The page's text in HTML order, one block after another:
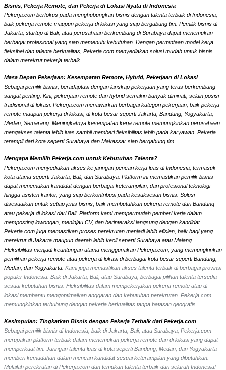
Bisnis, Pekerja Remote, dan Pekerja di Lokasi Nyata di Indonesia
Pekerja.com berfokus pada menghubungkan bisnis dengan talenta terbaik di Indonesia,
baik pekerja remote maupun pekerja di lokasi yang siap bergabung tim. Pemilik bisnis di
Jakarta, startup di Bali, atau perusahaan berkembang di Surabaya dapat menemukan
berbagai profesional yang siap memenuhi kebutuhan. Dengan permintaan model kerja
fleksibel dan talenta berkualitas, Pekerja.com menyediakan solusi mudah untuk bisnis
dalam merekrut pekerja terbaik.
Masa Depan Pekerjaan: Kesempatan Remote, Hybrid, Pekerjaan di Lokasi
Sebagai pemilik bisnis, beradaptasi dengan lanskap pekerjaan yang terus berkembang
sangat penting. Kini, pekerjaan remote dan hybrid semakin banyak diminati, selain posisi
tradisional di lokasi. Pekerja.com menawarkan berbagai kategori pekerjaan, baik pekerja
remote maupun pekerja di lokasi, di kota besar seperti Jakarta, Bandung, Yogyakarta,
Medan, Semarang. Meningkatnya kesempatan kerja remote memungkinkan perusahaan
mengakses talenta lebih luas sambil memberi fleksibilitas lebih pada karyawan. Pekerja
terampil dari kota seperti Surabaya dan Makassar siap bergabung tim.
Mengapa Memilih Pekerja.com untuk Kebutuhan Talenta?
Pekerja.com menyediakan akses ke jaringan pencari kerja luas di Indonesia, termasuk
kota utama seperti Jakarta, Bali, dan Surabaya. Platform ini memastikan pemilik bisnis
dapat menemukan kandidat dengan berbagai keterampilan, dari profesional teknologi
hingga asisten kantor, yang siap berkontribusi pada kesuksesan bisnis. Solusi
disesuaikan untuk setiap jenis bisnis, baik membutuhkan pekerja remote dari Bandung
atau pekerja di lokasi dari Bali. Platform kami mempermudah pemberi kerja dalam
memposting lowongan, meninjau CV, dan berinteraksi langsung dengan kandidat.
Pekerja.com juga memastikan proses perekrutan menjadi lebih efisien, baik bagi yang
merekrut di Jakarta maupun daerah lebih kecil seperti Surabaya atau Malang.
Fleksibilitas menjadi keuntungan utama menggunakan Pekerja.com, yang memungkinkan
pemilihan pekerja remote atau pekerja di lokasi di berbagai kota besar seperti Bandung,
Medan, dan Yogyakarta. Kami juga memastikan akses talenta terbaik di berbagai provinsi
populer Indonesia. Baik di Jakarta, Bali, atau Surabaya, berbagai pilihan talenta tersedia
sesuai kebutuhan bisnis. Fleksibilitas dalam mempekerjakan pekerja remote atau di
lokasi membantu mengoptimalkan anggaran dan kebutuhan perekrutan. Pekerja.com
memungkinkan terhubung dengan pekerja berkualitas tanpa batasan geografis.
Kesimpulan: Tingkatkan Bisnis dengan Pekerja Terbaik dari Pekerja.com
Sebagai pemilik bisnis di Indonesia, baik di Jakarta, Bali, atau Surabaya, Pekerja.com
merupakan platform terbaik dalam menemukan pekerja remote dan di lokasi yang dapat
memperkuat tim. Jaringan talenta luas di kota seperti Bandung, Medan, dan Yogyakarta
memberi kemudahan dalam mencari kandidat sesuai keterampilan yang dibutuhkan.
Mulailah perekrutan di Pekerja.com dan temukan talenta terbaik dari seluruh Indonesia!